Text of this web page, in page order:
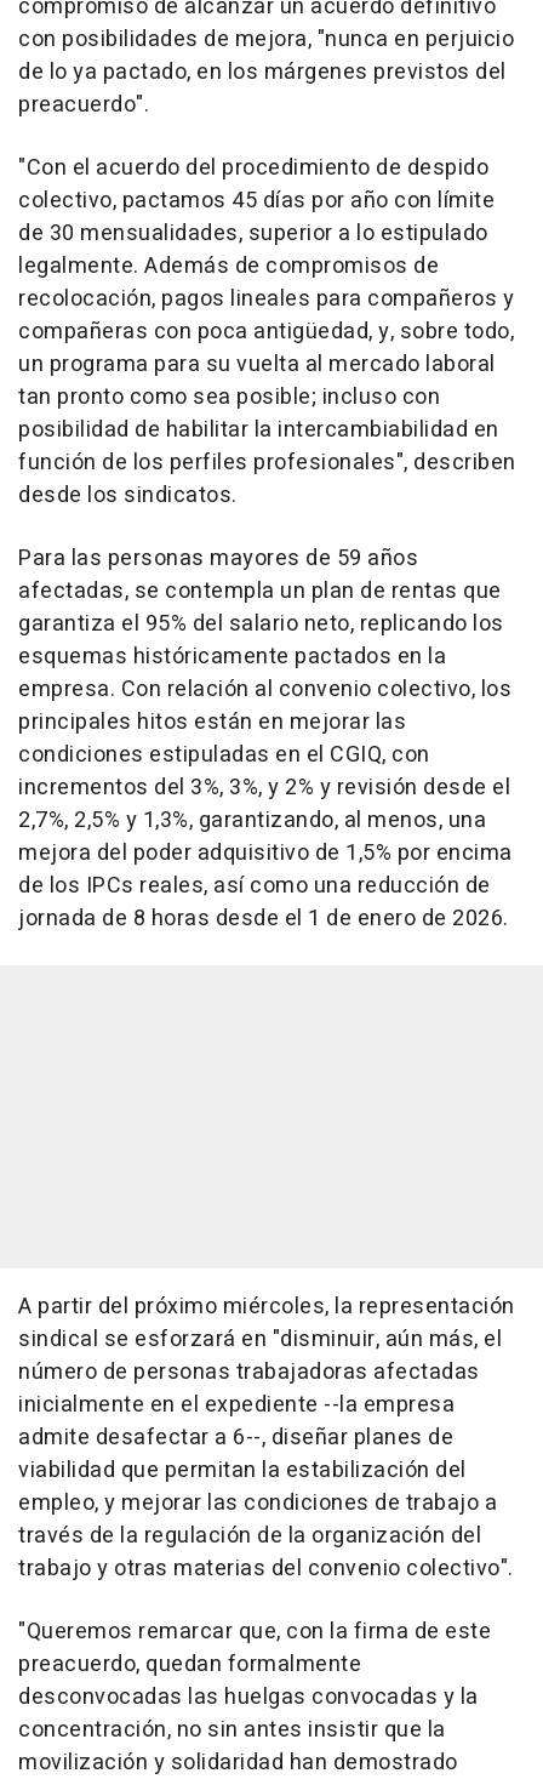
compromiso de alcanzar un acuerdo definitivo
con posibilidades de mejora, "nunca en perjuicio
de lo ya pactado, en los márgenes previstos del
preacuerdo".
"Con el acuerdo del procedimiento de despido
colectivo, pactamos 45 días por año con límite
de 30 mensualidades, superior a lo estipulado
legalmente. Además de compromisos de
recolocación, pagos lineales para compañeros y
compañeras con poca antigüedad, y, sobre todo,
un programa para su vuelta al mercado laboral
tan pronto como sea posible; incluso con
posibilidad de habilitar la intercambiabilidad en
función de los perfiles profesionales", describen
desde los sindicatos.
Para las personas mayores de 59 años
afectadas, se contempla un plan de rentas que
garantiza el 95% del salario neto, replicando los
esquemas históricamente pactados en la
empresa. Con relación al convenio colectivo, los
principales hitos están en mejorar las
condiciones estipuladas en el CGIQ, con
incrementos del 3%, 3%, y 2% y revisión desde el
2,7%, 2,5% y 1,3%, garantizando, al menos, una
mejora del poder adquisitivo de 1,5% por encima
de los IPCs reales, así como una reducción de
jornada de 8 horas desde el 1 de enero de 2026.
A partir del próximo miércoles, la representación
sindical se esforzará en "disminuir, aún más, el
número de personas trabajadoras afectadas
inicialmente en el expediente --la empresa
admite desafectar a 6--, diseñar planes de
viabilidad que permitan la estabilización del
empleo, y mejorar las condiciones de trabajo a
través de la regulación de la organización del
trabajo y otras materias del convenio colectivo".
"Queremos remarcar que, con la firma de este
preacuerdo, quedan formalmente
desconvocadas las huelgas convocadas y la
concentración, no sin antes insistir que la
movilización y solidaridad han demostrado